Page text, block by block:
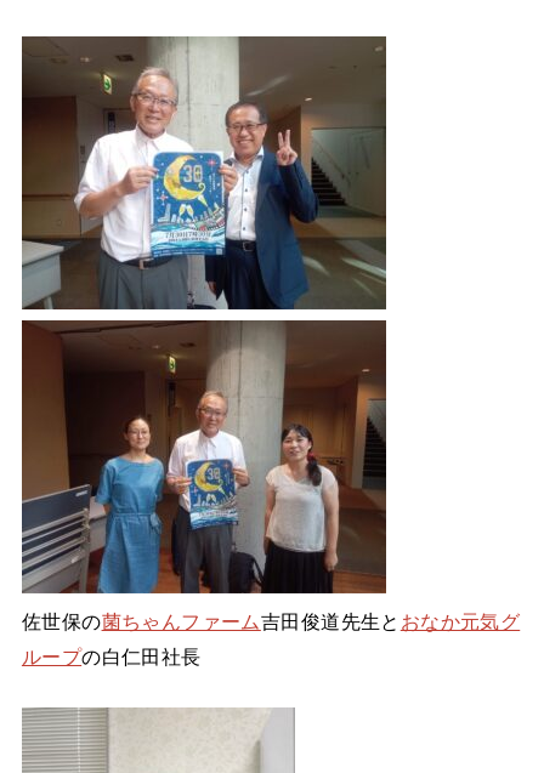
佐世保の菌ちゃんファーム吉田俊道先生と おなか元気グ
ループの白仁田社長